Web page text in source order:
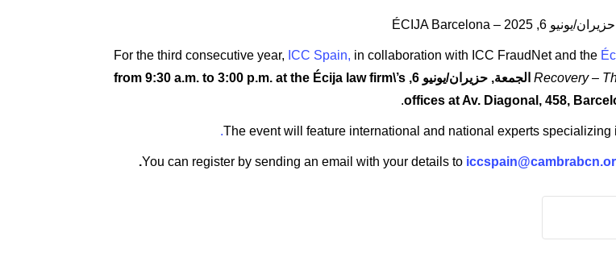
For the third consecutive year, ICC Spain, in collaboration with ICC FraudNet and the
Recovery –
on الجمعة, حزيران/يونيو 6, from 9:30 a.m. to 3:00 p.m. at the Écija law firm\’s
offices at Av. Diagonal, 458,
The event will feature international and national experts
You can register by sending an email with your details to